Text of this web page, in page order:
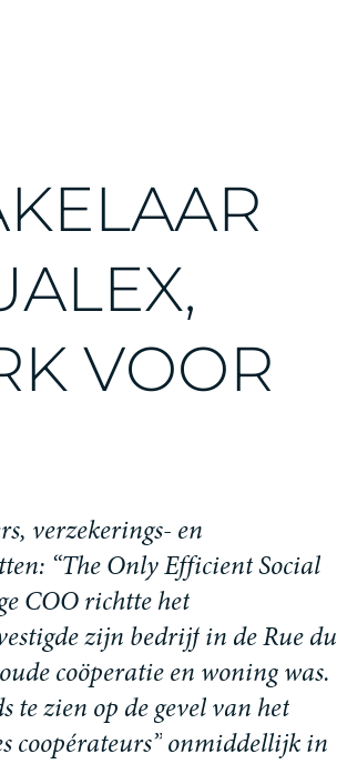
KELAAR
ALEX,
K VOOR
rs, verzekerings- en
tten: “The Only Efficient Social
e COO richtte het
estigde zijn bedrijf in de Rue du
oude coöperatie en woning was.
s te zien op de gevel van het
s coopérateurs” onmiddellijk in